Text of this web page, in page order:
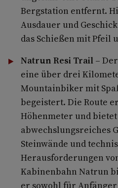
Bergstation entfernt.
Ausdauer und
das Schießen mit Pfeil
Natrun Resi Trail – Der
eine über drei
Mountainbiker mit
begeistert. Die Route
Höhenmeter und
abwechslungsreiches
Steinwände und
Herausforderungen
Kabinenbahn Natrun
er sowohl für